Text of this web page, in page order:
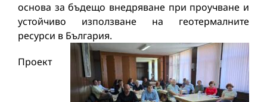
основа за бъдещо внедряване при проучване и
устойчиво използване на геотермалните
ресурси в България.
Проект